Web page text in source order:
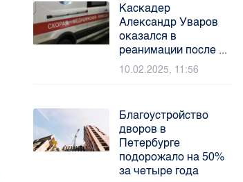
Каскадер
Александр Уваров
оказался в
реанимации после ...
10.02.2025, 11:56
Благоустройство
дворов в
Петербурге
подорожало на 50%
за четыре года